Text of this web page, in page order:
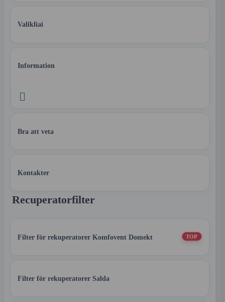
Valikliai
Information

Bra att veta
Kontakter
Recuperatorfilter
Filter för rekuperatorer Komfovent Domekt TOP
Filter för rekuperatorer Salda